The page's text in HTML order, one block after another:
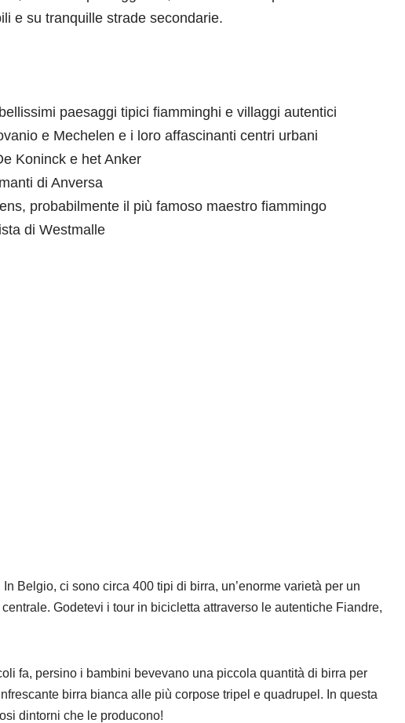
e su tranquille strade secondarie.
paesaggi tipici fiamminghi e villaggi autentici
e Mechelen e i loro affascinanti centri urbani
Koninck e het Anker
di Anversa
probabilmente il più famoso maestro fiammingo
di Westmalle
Belgio, ci sono circa 400 tipi di birra, un’enorme varietà per un
Godetevi i tour in bicicletta attraverso le autentiche Fiandre,
fa, persino i bambini bevevano una piccola quantità di birra per
birra bianca alle più corpose tripel e quadrupel. In questa
dintorni che le producono!